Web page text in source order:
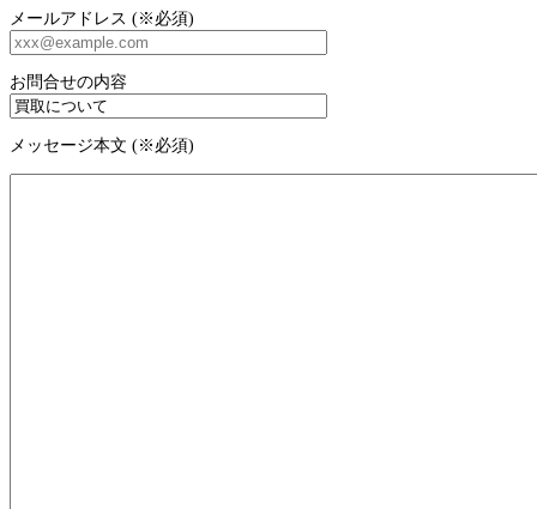
メールアドレス (※必須)
お問合せの内容
メッセージ本文 (※必須)